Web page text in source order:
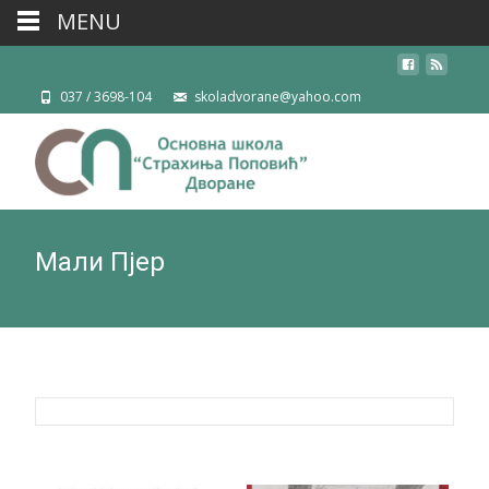
037 / 3698-104 skoladvorane@yahoo.com
Мали Пјер
MENU